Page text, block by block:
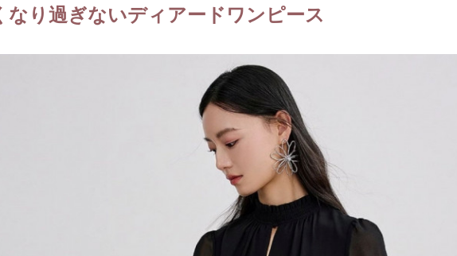
なり過ぎないディアードワンピース